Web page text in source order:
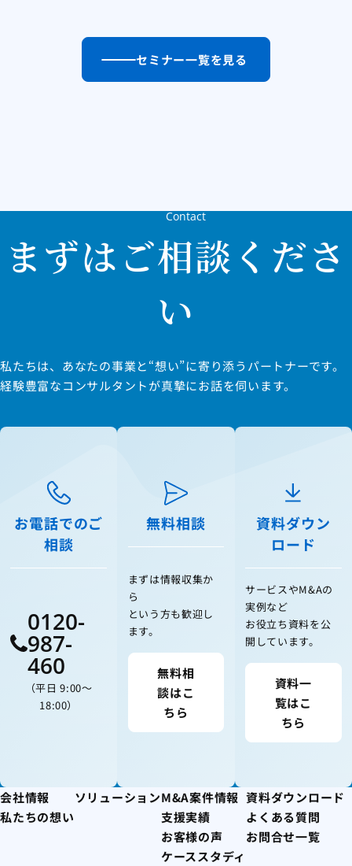
セミナー一覧を見る
Contact
まずはご相談くださ
い
私たちは、あなたの事業と“想い”に寄り添うパートナーです。
経験豊富なコンサルタントが真摯にお話を伺います。
お電話でのご
相談
0120-
987-
460
（平日 9:00〜
18:00）
無料相談
まずは情報収集か
ら
という方も歓迎し
ます。
無料相
談はこ
ちら
資料ダウン
ロード
サービスやM&Aの
実例など
お役立ち資料を公
開しています。
資料一
覧はこ
ちら
会社情報
私たちの想い
ソリューションM&A案件情報
支援実績
お客様の声
ケーススタディ
資料ダウンロード
よくある質問
お問合せ一覧